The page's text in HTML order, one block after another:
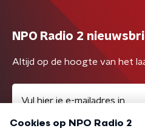
NPO Radio 2
Altijd op de hoogte van het